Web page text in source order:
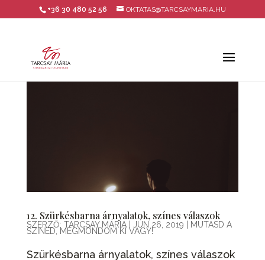
+36 30 480 52 56 OKTATAS@TARCSAYMARIA.HU
12. Szürkésbarna árnyalatok, színes válaszok
SZERZŐ: TARCSAY MÁRIA| JÚN 26, 2019 MUTASD A
SZÍNED, MEGMONDOM KI VAGY!
Szürkésbarna árnyalatok, színes válaszok